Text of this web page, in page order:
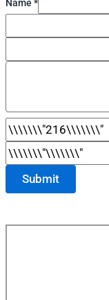
Name *
Submit